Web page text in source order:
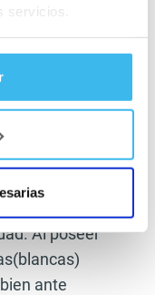
servicios.
El
como el
en las arterias.
debe ser
con mayor
Al poseer
ante